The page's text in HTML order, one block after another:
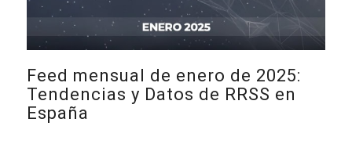
Feed mensual de enero de 2025:
Tendencias y Datos de RRSS en
España